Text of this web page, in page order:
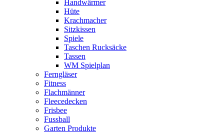
Handwärmer
Hüte
Krachmacher
Sitzkissen
Spiele
Taschen Rucksäcke
Tassen
WM Spielplan
Ferngläser
Fitness
Flachmänner
Fleecedecken
Frisbee
Fussball
Garten Produkte